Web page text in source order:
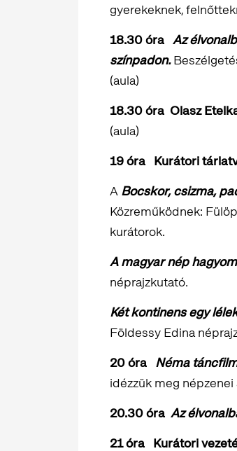
gyerekeknek,
18.30 óra Az
színpadon.
(aula)
18.30 óra Olasz
(aula)
19 óra Kurátori
A Bocskor, csizma,
Közreműködnek:
kurátorok.
A magyar nép
néprajzkutató.
Két kontinens egy
Földessy Edina
20 óra Néma
idézzük meg népzenei
20.30 óra Az
21 óra Kurátori